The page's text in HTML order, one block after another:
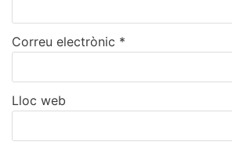
Correu electrònic *
Lloc web